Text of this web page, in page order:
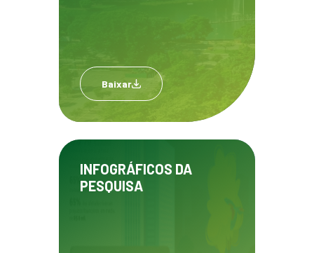
Baixar
INFOGRÁFICOS DA
PESQUISA